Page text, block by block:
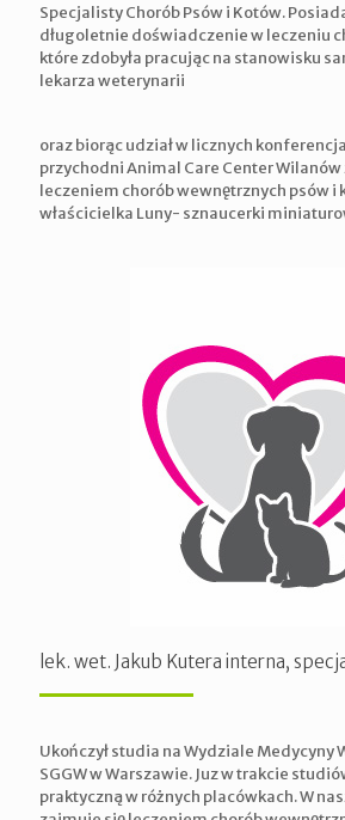
Specjalisty Chorób Psów i Kotów.
długoletnie doświadczenie w leczeniu
które zdobyła pracując na stanowisku
lekarza weterynarii
oraz biorąc udział w licznych
przychodni Animal Care Center
leczeniem chorób wewnętrznych psów i
właścicielka Luny- sznaucerki
lek. wet. Jakub Kutera interna,
Ukończył studia na Wydziale Medycyny
SGGW w Warszawie. Juz w trakcie
praktyczną w różnych placówkach. W